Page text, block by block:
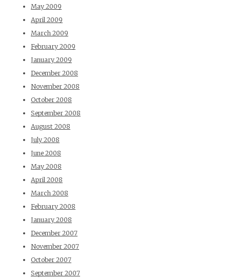
May 2009
April 2009
March 2009
February 2009
January 2009
December 2008
November 2008
October 2008
September 2008
August 2008
July 2008
June 2008
May 2008
April 2008
March 2008
February 2008
January 2008
December 2007
November 2007
October 2007
September 2007